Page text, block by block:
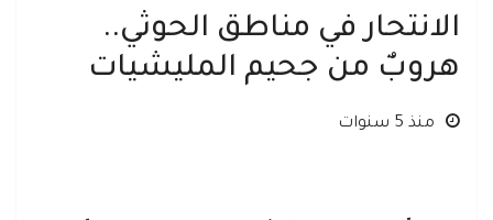
الانتحار في مناطق الحوثي..
هروبٌ من جحيم المليشيات
منذ 5 سنوات